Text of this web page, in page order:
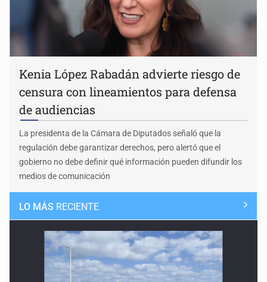
Kenia López Rabadán advierte riesgo de
censura con lineamientos para defensa
de audiencias
La presidenta de la Cámara de Diputados señaló que la
regulación debe garantizar derechos, pero alertó que el
gobierno no debe definir qué información pueden difundir los
medios de comunicación
LO MÁS RECIENTE